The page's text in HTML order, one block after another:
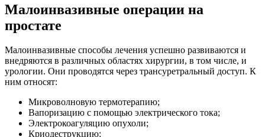
Малоинвазивные операции на
простате
Малоинвазивные способы лечения успешно развиваются и
внедряются в различных областях хирургии, в том числе, и
урологии. Они проводятся через трансуретральный доступ. К
ним относят:
Микроволновую термотерапию;
Вапоризацию с помощью электрического тока;
Электрокоагуляцию опухоли;
Криодеструкцию;